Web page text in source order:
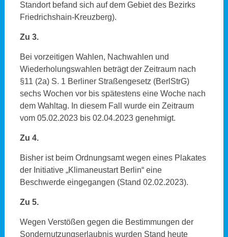
Standort befand sich auf dem Gebiet des Bezirks
Friedrichshain-Kreuzberg).
Zu 3.
Bei vorzeitigen Wahlen, Nachwahlen und
Wiederholungswahlen beträgt der Zeitraum nach
§11 (2a) S. 1 Berliner Straßengesetz (BerlStrG)
sechs Wochen vor bis spätestens eine Woche nach
dem Wahltag. In diesem Fall wurde ein Zeitraum
vom 05.02.2023 bis 02.04.2023 genehmigt.
Zu 4.
Bisher ist beim Ordnungsamt wegen eines Plakates
der Initiative „Klimaneustart Berlin“ eine
Beschwerde eingegangen (Stand 02.02.2023).
Zu 5.
Wegen Verstößen gegen die Bestimmungen der
Sondernutzungserlaubnis wurden Stand heute